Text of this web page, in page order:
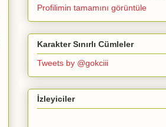
Profilimin tamamını görüntüle
Karakter Sınırlı Cümleler
Tweets by @gokciii
İzleyiciler